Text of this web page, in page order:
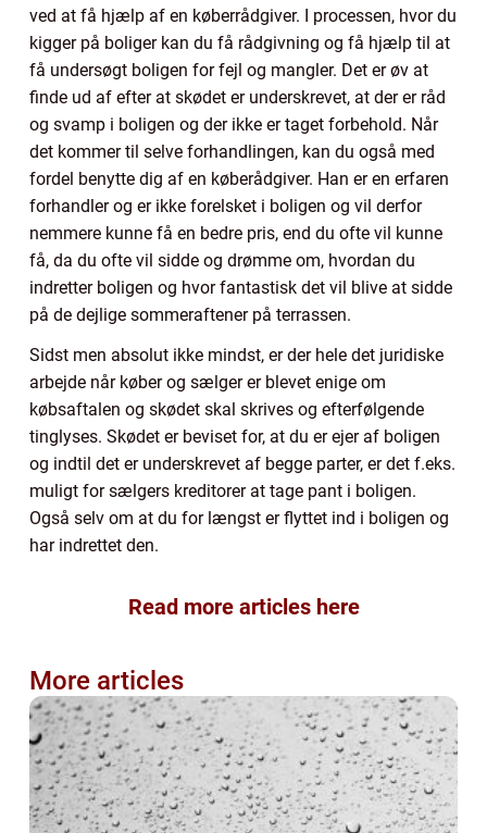
ved at få hjælp af en køberrådgiver. I processen, hvor du
kigger på boliger kan du få rådgivning og få hjælp til at
få undersøgt boligen for fejl og mangler. Det er øv at
finde ud af efter at skødet er underskrevet, at der er råd
og svamp i boligen og der ikke er taget forbehold. Når
det kommer til selve forhandlingen, kan du også med
fordel benytte dig af en køberådgiver. Han er en erfaren
forhandler og er ikke forelsket i boligen og vil derfor
nemmere kunne få en bedre pris, end du ofte vil kunne
få, da du ofte vil sidde og drømme om, hvordan du
indretter boligen og hvor fantastisk det vil blive at sidde
på de dejlige sommeraftener på terrassen.
Sidst men absolut ikke mindst, er der hele det juridiske
arbejde når køber og sælger er blevet enige om
købsaftalen og skødet skal skrives og efterfølgende
tinglyses. Skødet er beviset for, at du er ejer af boligen
og indtil det er underskrevet af begge parter, er det f.eks.
muligt for sælgers kreditorer at tage pant i boligen.
Også selv om at du for længst er flyttet ind i boligen og
har indrettet den.
Read more articles here
More articles